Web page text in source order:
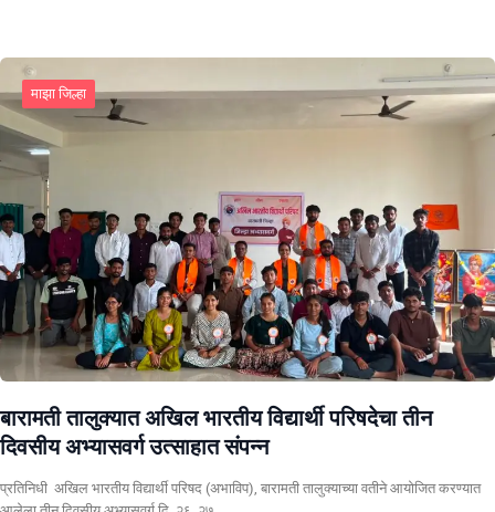
माझा जिल्हा
बारामती तालुक्यात अखिल भारतीय विद्यार्थी परिषदेचा तीन
दिवसीय अभ्यासवर्ग उत्साहात संपन्न
प्रतिनिधी अखिल भारतीय विद्यार्थी परिषद (अभाविप), बारामती तालुक्याच्या वतीने आयोजित करण्यात